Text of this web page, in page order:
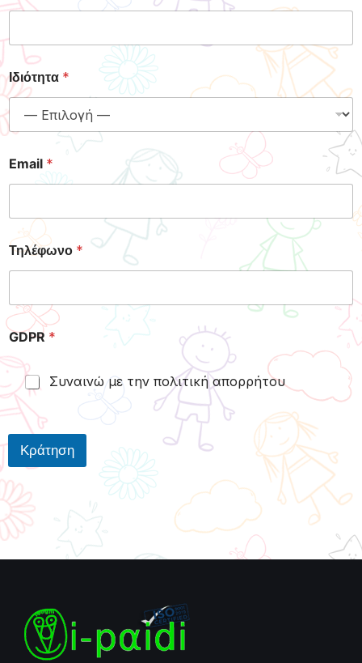
Ιδιότητα *
Email *
Τηλέφωνο *
GDPR *
Συναινώ με την πολιτική απορρήτου
Κράτηση